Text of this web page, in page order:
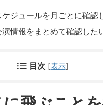
ジュールを月ごとに確認
情報をまとめて確認した
目次 [表示]